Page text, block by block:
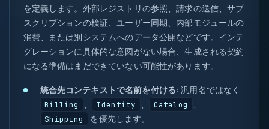
を定義します。外部レジストリの参照、請求の送信、サブ
スクリプションの検証、ユーザー同期、内部モジュールの
消費、または別システムへのデータ公開などです。インテ
グレーションに具体的な意図がない場合、生成される契約
になる準備はまだできていない可能性があります。
統合先コンテキストで名前を付ける: 汎用名ではなく
Billing Identity Catalog
Shipping を優先します。